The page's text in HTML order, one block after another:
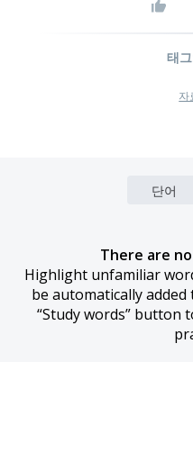
태그
자
단어
There are
Highlight unfamiliar
be automatically
“Study words”